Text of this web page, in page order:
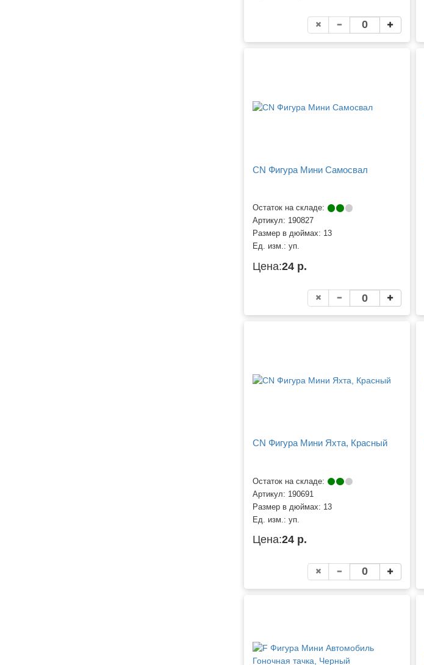
CN Фигура Мини Самосвал
Остаток на складе:
Артикул: 190827
Размер в дюймах: 13
Ед. изм.: уп.
Цена:24 р.
CN Фигура Мини Яхта, Красный
Остаток на складе:
Артикул: 190691
Размер в дюймах: 13
Ед. изм.: уп.
Цена:24 р.